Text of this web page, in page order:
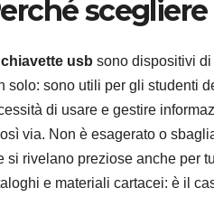
chiavette usb sono dispositivi
solo: sono utili per gli studenti
di usare e gestire
via. Non è esagerato o
si rivelano preziose anche per
e materiali cartacei: è il